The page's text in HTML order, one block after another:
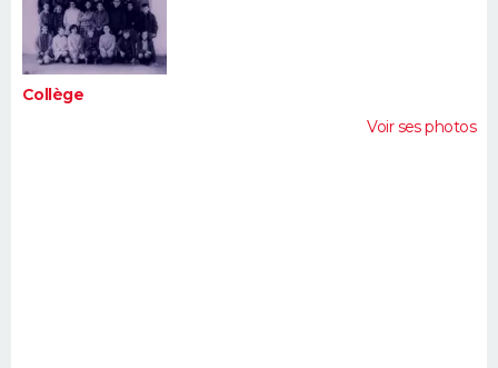
Collège
Voir ses photos